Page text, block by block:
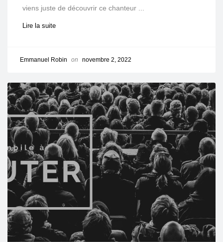
viens juste de découvrir ce chanteur ...
Lire la suite
Emmanuel Robin on novembre 2, 2022